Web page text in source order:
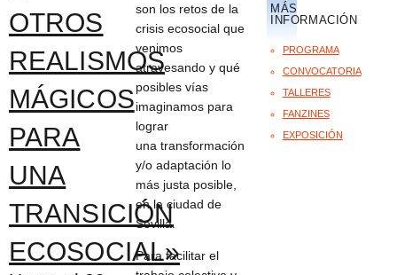
OTROS
REALISMOS
MÁGICOS
PARA
UNA
TRANSICIÓN
ECOSOCIAL»​
son los retos de la
crisis ecosocial que
venimos
atravesando y qué
posibles vías
imaginamos para
lograr
una transformación
y/o adaptación lo
más justa posible,
en la ciudad de
Sevilla.
Para facilitar el
MÁS
INFORMACIÓN
PROGRAMA
CONVOCATORIA
TALLERES
FANZINES
EXPOSICIÓN